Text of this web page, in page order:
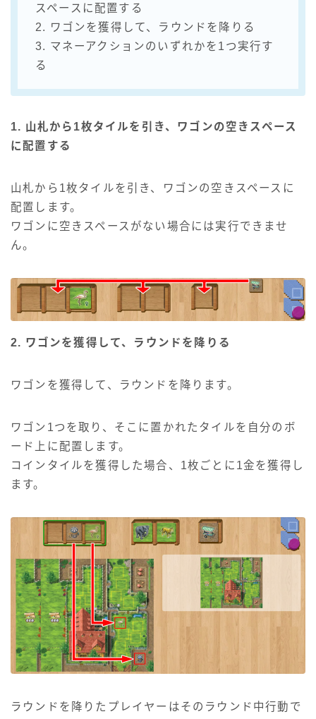
スペースに配置する
2. ワゴンを獲得して、ラウンドを降りる
3. マネーアクションのいずれかを1つ実行す
る
1. 山札から1枚タイルを引き、ワゴンの空きスペース
に配置する
山札から1枚タイルを引き、ワゴンの空きスペースに
配置します。
ワゴンに空きスペースがない場合には実行できませ
ん。
2. ワゴンを獲得して、ラウンドを降りる
ワゴンを獲得して、ラウンドを降ります。
ワゴン1つを取り、そこに置かれたタイルを自分のボ
ード上に配置します。
コインタイルを獲得した場合、1枚ごとに1金を獲得し
ます。
ラウンドを降りたプレイヤーはそのラウンド中行動で